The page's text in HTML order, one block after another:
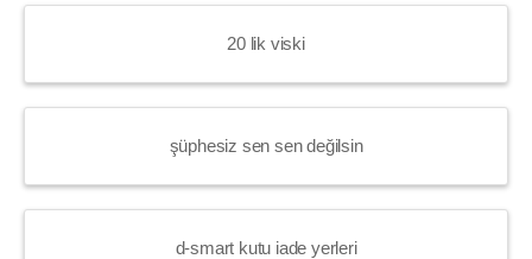
20 lik viski
şüphesiz sen sen değilsin
d-smart kutu iade yerleri